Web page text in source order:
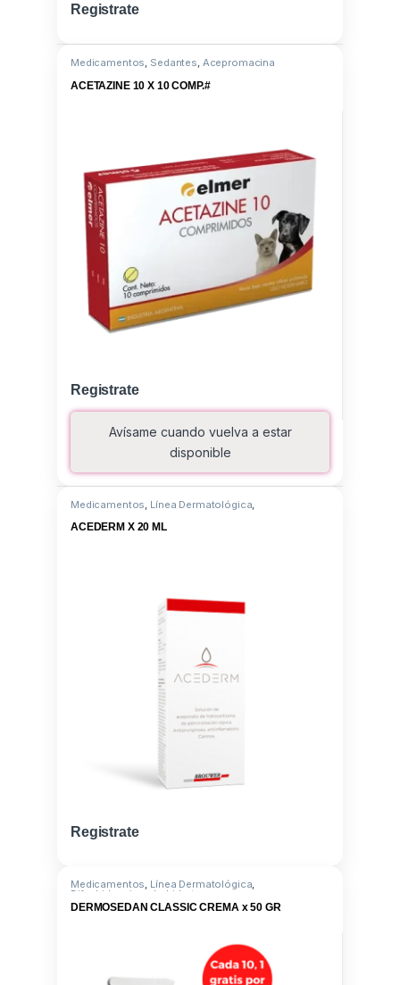
Registrate
Medicamentos, Sedantes, Acepromacina
ACETAZINE 10 X 10 COMP.#
Registrate
Avísame cuando vuelva a estar
disponible
Medicamentos Línea Dermatológica
Hidrocortisona aceponato
ACEDERM X 20 ML
Registrate
Medicamentos, Línea Dermatológica,
Difenhidramina clorhidrato
DERMOSEDAN CLASSIC CREMA x 50 GR